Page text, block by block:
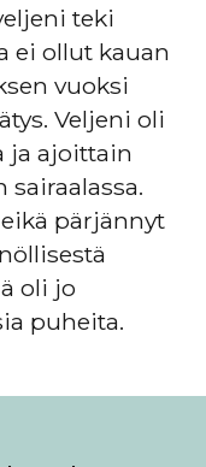
teki
ei ollut kauan
vuoksi
Veljeni oli
ja ajoittain
sairaalassa.
pärjännyt
oli jo
puheita.